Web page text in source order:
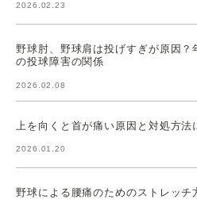
2026.02.23
野球肘、野球肩は投げすぎが原因？
の投球障害の関係
2026.02.08
上を向くと首が痛い原因と対処方法
2026.01.20
野球による腰痛のためのストレッチ